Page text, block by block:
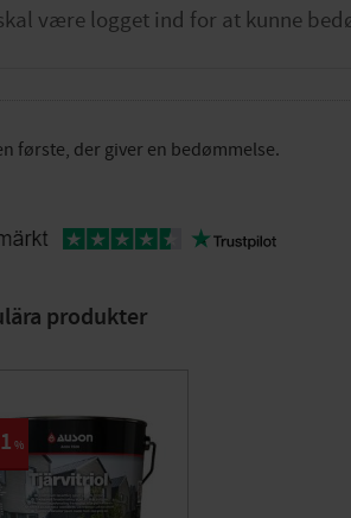
første, der giver en bedømmelse.
produkter
%